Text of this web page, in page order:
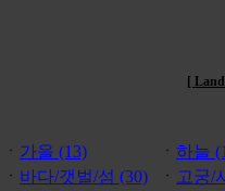
[
ㆍ 가을 (13) ㆍ 하늘
ㆍ 바다/갯벌/섬 (30) ㆍ 고궁/